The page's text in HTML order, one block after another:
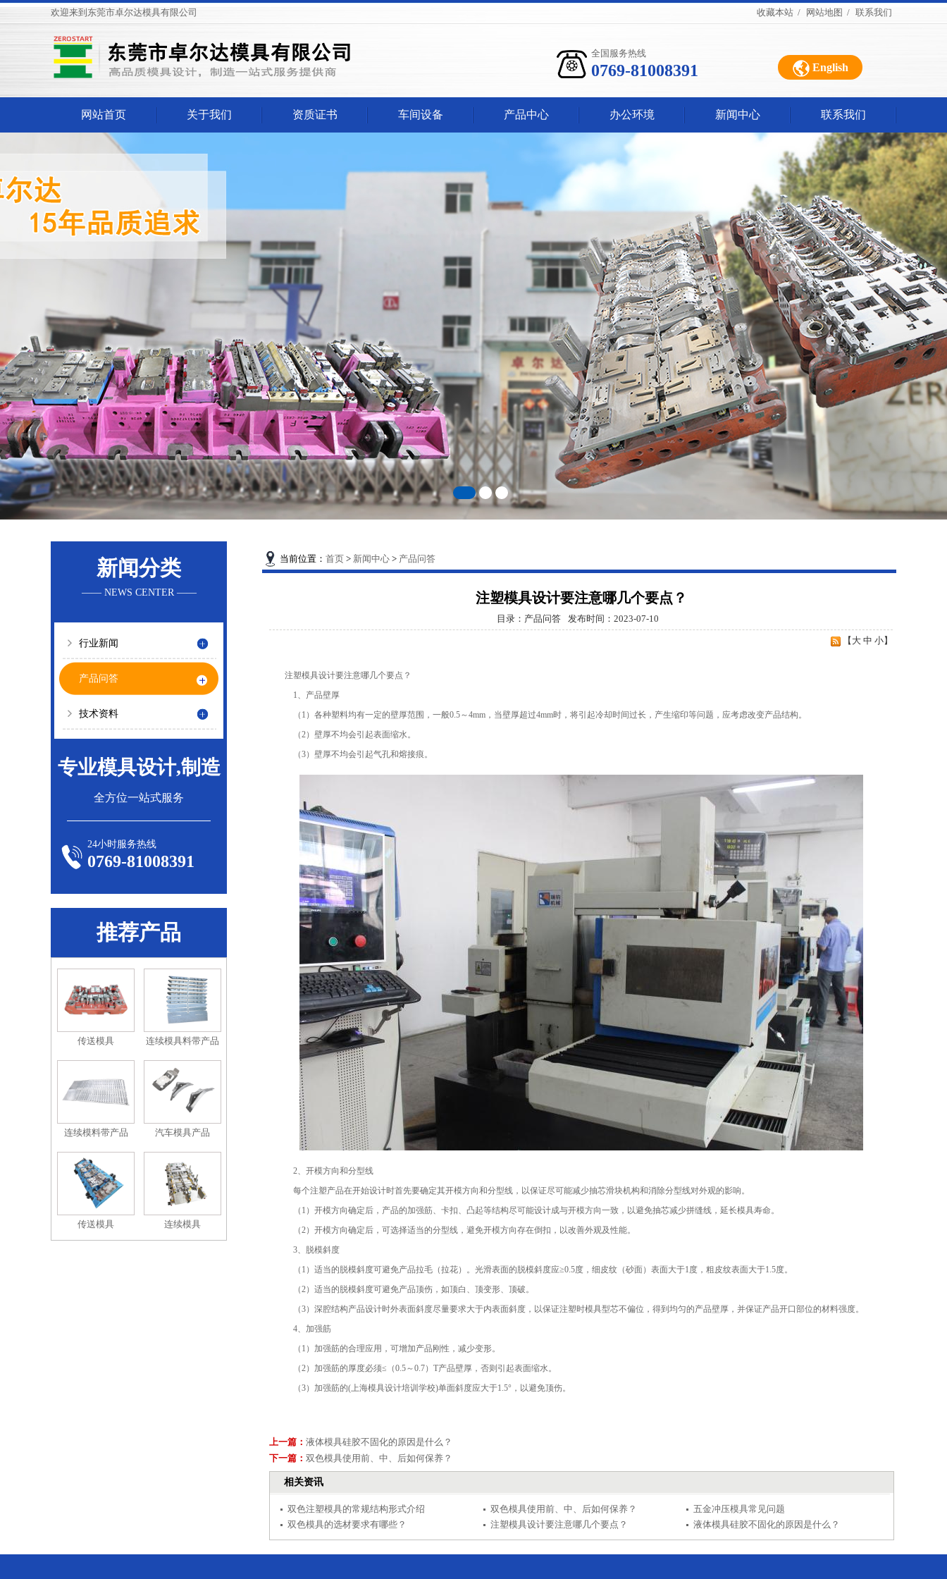
欢迎来到东莞市卓尔达模具有限公司 收藏本站 / 网站地图 / 联系我们
English
全国服务热线
0769-81008391
网站首页 关于我们 资质证书 车间设备 产品中心 办公环境 新闻中心 联系我们
新闻分类
—— NEWS CENTER ——
行业新闻
产品问答
技术资料
专业模具设计,制造
全方位一站式服务
24小时服务热线
0769-81008391
推荐产品
传送模具 连续模具料带产品
连续模料带产品 汽车模具产品
传送模具 连续模具
当前位置： 首页 > 新闻中心 > 产品问答
注塑模具设计要注意哪几个要点？
目录：产品问答 发布时间：2023-07-10
【 大 中 小】
注塑模具设计要注意哪几个要点？
1、产品壁厚
（1）各种塑料均有一定的壁厚范围，一般0.5～4mm，当壁厚超过4mm时，将引起冷却时间过长，产生缩印等问题，应考虑改变产品结构。
（2）壁厚不均会引起表面缩水。
（3）壁厚不均会引起气孔和熔接痕。
2、开模方向和分型线
每个注塑产品在开始设计时首先要确定其开模方向和分型线，以保证尽可能减少抽芯滑块机构和消除分型线对外观的影响。
（1）开模方向确定后，产品的加强筋、卡扣、凸起等结构尽可能设计成与开模方向一致，以避免抽芯减少拼缝线，延长模具寿命。
（2）开模方向确定后，可选择适当的分型线，避免开模方向存在倒扣，以改善外观及性能。
3、脱模斜度
（1）适当的脱模斜度可避免产品拉毛（拉花）。光滑表面的脱模斜度应≥0.5度，细皮纹（砂面）表面大于1度，粗皮纹表面大于1.5度。
（2）适当的脱模斜度可避免产品顶伤，如顶白、顶变形、顶破。
（3）深腔结构产品设计时外表面斜度尽量要求大于内表面斜度，以保证注塑时模具型芯不偏位，得到均匀的产品壁厚，并保证产品开口部位的材料强度。
4、加强筋
（1）加强筋的合理应用，可增加产品刚性，减少变形。
（2）加强筋的厚度必须≤（0.5～0.7）T产品壁厚，否则引起表面缩水。
（3）加强筋的(上海模具设计培训学校)单面斜度应大于1.5°，以避免顶伤。
上一篇： 液体模具硅胶不固化的原因是什么？
下一篇： 双色模具使用前、中、后如何保养？
相关资讯
双色注塑模具的常规结构形式介绍 双色模具使用前、中、后如何保养？
五金冲压模具常见问题
双色模具的选材要求有哪些？
注塑模具设计要注意哪几个要点？ 液体模具硅胶不固化的原因是什么？